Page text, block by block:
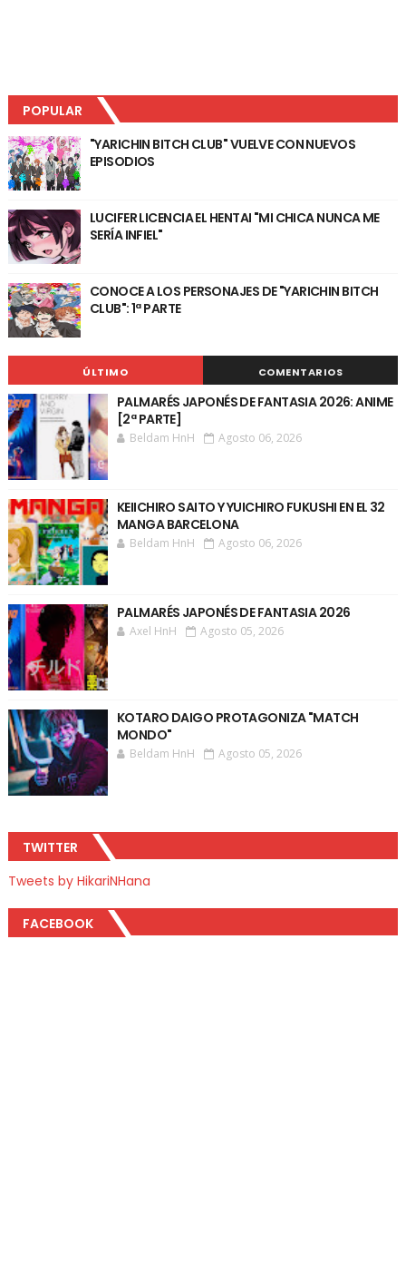
POPULAR
"YARICHIN BITCH CLUB" VUELVE CON NUEVOS
EPISODIOS
LUCIFER LICENCIA EL HENTAI "MI CHICA NUNCA ME
SERÍA INFIEL"
CONOCE A LOS PERSONAJES DE "YARICHIN BITCH
CLUB": 1ª PARTE
ÚLTIMO COMENTARIOS
PALMARÉS JAPONÉS DE FANTASIA 2026: ANIME
[2ª PARTE]
Beldam HnH Agosto 06, 2026
KEIICHIRO SAITO Y YUICHIRO FUKUSHI EN EL 32
MANGA BARCELONA
Beldam HnH Agosto 06, 2026
PALMARÉS JAPONÉS DE FANTASIA 2026
Axel HnH Agosto 05, 2026
KOTARO DAIGO PROTAGONIZA "MATCH
MONDO"
Beldam HnH Agosto 05, 2026
TWITTER
Tweets by HikariNHana
FACEBOOK